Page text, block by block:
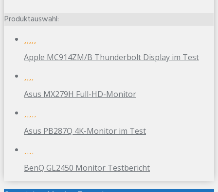
Produktauswahl:
Apple MC914ZM/B Thunderbolt Display im Test
Asus MX279H Full-HD-Monitor
Asus PB287Q 4K-Monitor im Test
BenQ GL2450 Monitor Testbericht